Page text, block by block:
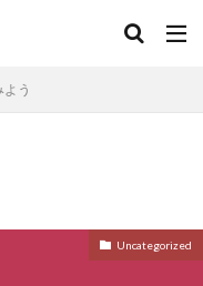
う
Uncategorized